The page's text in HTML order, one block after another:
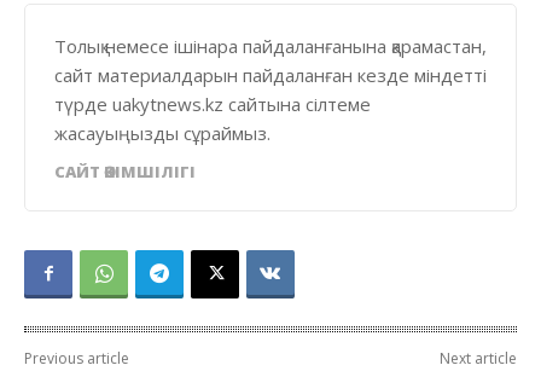
Толық немесе ішінара пайдаланғанына қарамастан,
сайт материалдарын пайдаланған кезде міндетті
түрде uakytnews.kz сайтына сілтеме
жасауыңызды сұраймыз.
САЙТ ӘКІМШІЛІГІ
Previous article
Next article